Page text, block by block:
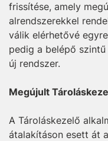
frissítése, amely
alrendszerekkel
válik elérhetővé
pedig a belépő
új rendszer.
Megújult
A Tároláskezelő
átalakításon esett át